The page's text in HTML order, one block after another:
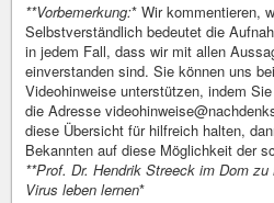
**Vorbemerkung:* Wir kommentieren,
Selbstverständlich bedeutet die
in jedem Fall, dass wir mit allen
einverstanden sind. Sie können uns
Videohinweise unterstützen, indem
die Adresse
diese Übersicht für hilfreich halten,
Bekannten auf diese Möglichkeit der
**Prof. Dr. Hendrik Streeck im Dom
Virus leben lernen*